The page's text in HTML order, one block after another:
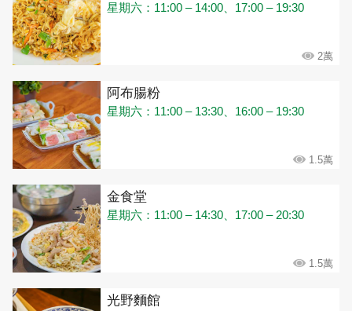
星期六：11:00 – 14:00、17:00 – 19:30
2萬
阿布腸粉
星期六：11:00 – 13:30、16:00 – 19:30
1.5萬
金食堂
星期六：11:00 – 14:30、17:00 – 20:30
1.5萬
光野麵館